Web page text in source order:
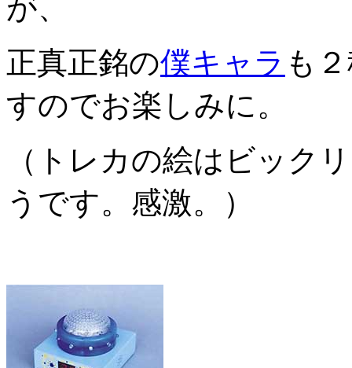
が、
正真正銘の僕キャラ も
すのでお楽しみに。
（トレカの絵はビック
うです。感激。）